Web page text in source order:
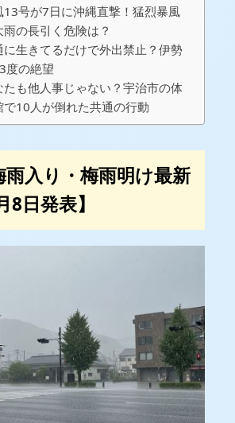
13号が7日に沖縄直撃！猛烈暴風
雨の長引く危険は？
に生きてるだけで外出禁止？伊勢
度の絶望
たも他人事じゃない？宇治市の体
で10人が倒れた共通の行動
雨入り・梅雨明け最新
日発表】
💧